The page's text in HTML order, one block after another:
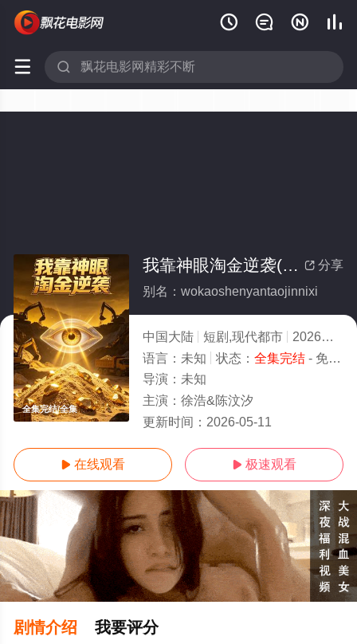
   
 
全集完结/全集
 分享
我靠神眼淘金逆袭(全集)
别名：wokaoshenyantaojinnixi
中国大陆 短剧,现代都市 2026
8.0
语言： 未知 状态： 全集完结- 免费在线观看
导演： 未知
主演： 徐浩&陈汶汐
更新时间： 2026-05-11
 在线观看  极速观看
剧情介绍 我要评分